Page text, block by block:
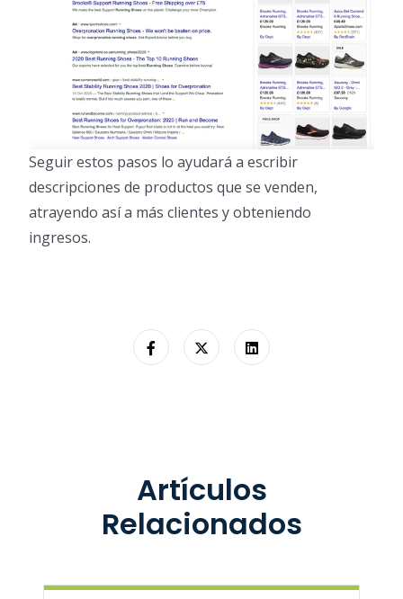
Seguir estos pasos lo ayudará a escribir
descripciones de productos que se venden,
atrayendo así a más clientes y obteniendo
ingresos.
Artículos
Relacionados